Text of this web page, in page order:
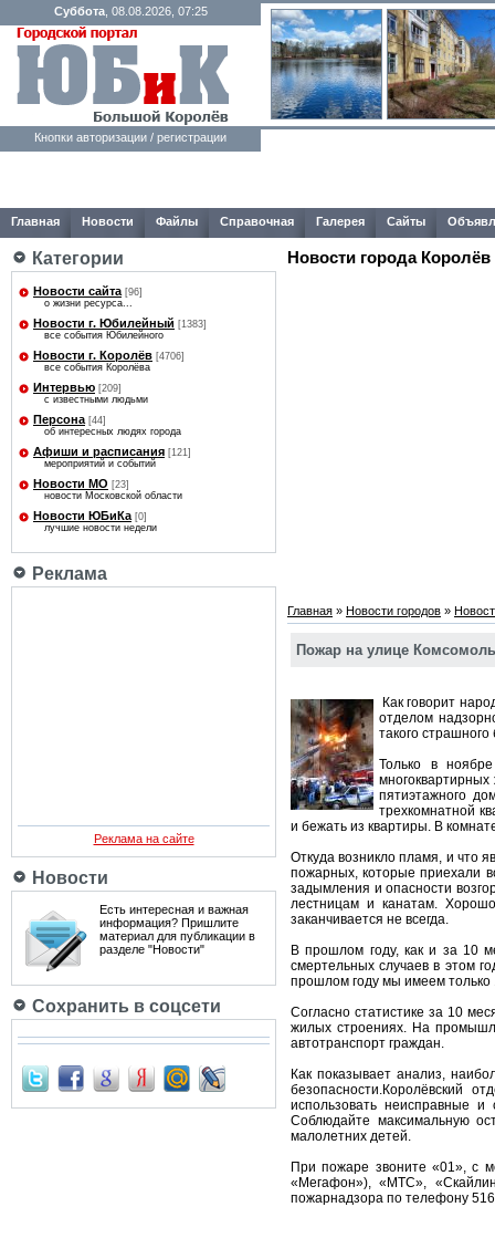
Суббота, 08.08.2026, 07:25
Кнопки авторизации / регистрации
Главная Новости Файлы Справочная Галерея Сайты
Категории
Новости сайта [96]
о жизни ресурса...
Новости г. Юбилейный [1383]
все события Юбилейного
Новости г. Королёв [4706]
все события Королёва
Интервью [209]
с известными людьми
Персона [44]
об интересных людях города
Афиши и расписания [121]
мероприятий и событий
Новости МО [23]
новости Московской области
Новости ЮБиКа [0]
лучшие новости недели
Реклама
Реклама на сайте
Новости
Есть интересная и важная
информация? Пришлите
материал для публикации в
разделе "Новости"
Сохранить в соцсети
Новости города Королёв
Главная » Новости городов »
Пожар на улице
Как говорит
отделом
такого
Только в
пятиэтажного
трехкомнатной
и бежать из квартиры. В
Откуда возникло пламя, и что
пожарных, которые приехали
задымления и опасности
лестницам и канатам.
заканчивается не всегда.
В прошлом году, как и за 10
смертельных случаев в этом
прошлом году мы имеем
Согласно статистике за 10
жилых строениях. На
автотранспорт граждан.
Как показывает анализ,
безопасности.Королёвский
использовать неисправные
Соблюдайте максимальную
малолетних детей.
При пожаре звоните «01», с
«Мегафон»), «МТС»,
пожарнадзора по телефону